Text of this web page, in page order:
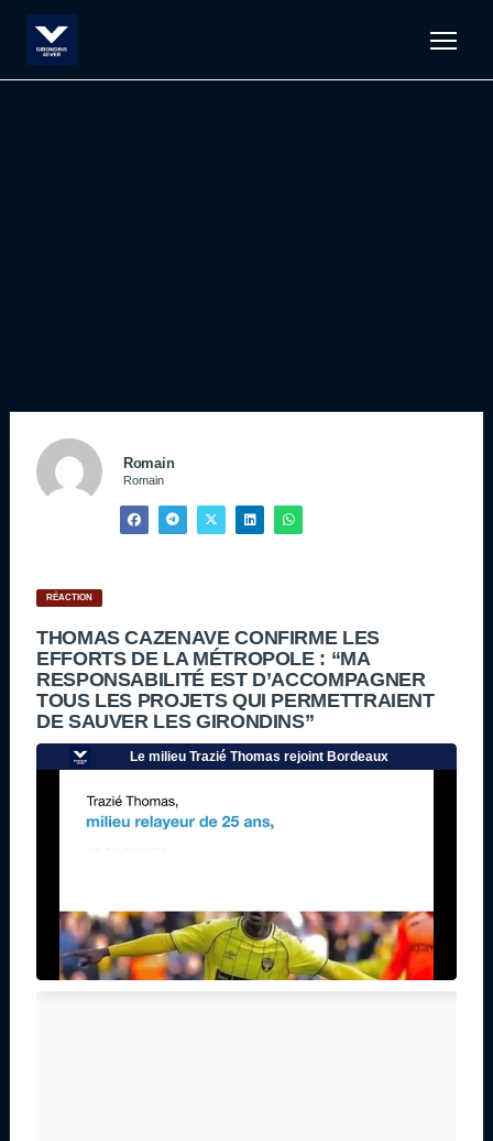
Romain
Romain
RÉACTION
THOMAS CAZENAVE CONFIRME LES
EFFORTS DE LA MÉTROPOLE : “MA
RESPONSABILITÉ EST D’ACCOMPAGNER
TOUS LES PROJETS QUI PERMETTRAIENT
DE SAUVER LES GIRONDINS”